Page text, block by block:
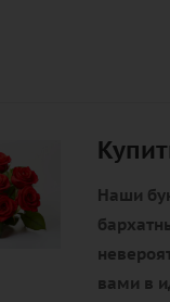
Наши
вами в